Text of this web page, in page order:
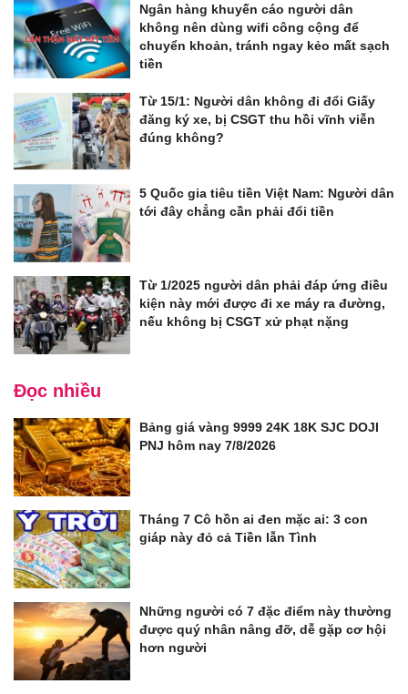
Ngân hàng khuyến cáo người dân
không nên dùng wifi công cộng để
chuyển khoản, tránh ngay kẻo mất sạch
tiền
Từ 15/1: Người dân không đi đổi Giấy
đăng ký xe, bị CSGT thu hồi vĩnh viễn
đúng không?
5 Quốc gia tiêu tiền Việt Nam: Người dân
tới đây chẳng cần phải đổi tiền
Từ 1/2025 người dân phải đáp ứng điều
kiện này mới được đi xe máy ra đường,
nếu không bị CSGT xử phạt nặng
Đọc nhiều
Bảng giá vàng 9999 24K 18K SJC DOJI
PNJ hôm nay 7/8/2026
Tháng 7 Cô hồn ai đen mặc ai: 3 con
giáp này đỏ cả Tiền lẫn Tình
Những người có 7 đặc điểm này thường
được quý nhân nâng đỡ, dễ gặp cơ hội
hơn người